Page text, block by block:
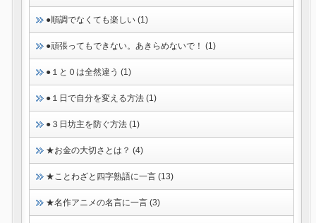
●順調でなくても楽しい (1)
●頑張ってもできない。あきらめないで！ (1)
●１と０は全然違う (1)
●１日で自分を変える方法 (1)
●３日坊主を防ぐ方法 (1)
★お金の大切さとは？ (4)
★ことわざと四字熟語に一言 (13)
★名作アニメの名言に一言 (3)